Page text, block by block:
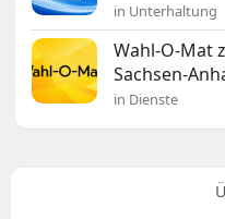
in Unterhaltung
Wahl-O-Mat
Sachsen-
in Dienste